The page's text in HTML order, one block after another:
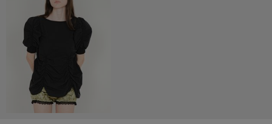
MUCHA
ミュシャ
NEW Balance
ニューバランス